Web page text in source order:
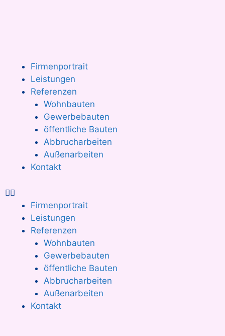
Firmenportrait
Leistungen
Referenzen
Wohnbauten
Gewerbebauten
öffentliche Bauten
Abbrucharbeiten
Außenarbeiten
Kontakt
Firmenportrait
Leistungen
Referenzen
Wohnbauten
Gewerbebauten
öffentliche Bauten
Abbrucharbeiten
Außenarbeiten
Kontakt